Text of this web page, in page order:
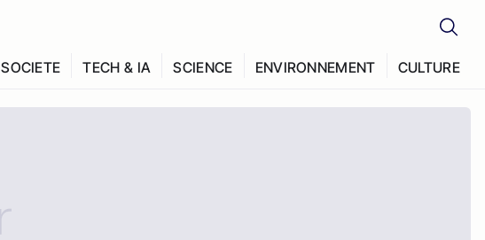
SOCIETE TECH & IA SCIENCE ENVIRONNEMENT CULTURE